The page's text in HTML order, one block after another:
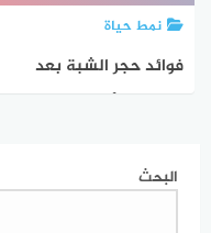
نمط حياة
فوائد حجر الشبة بعد
البحث